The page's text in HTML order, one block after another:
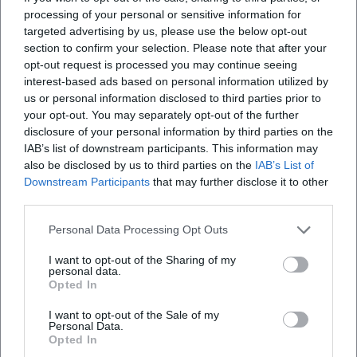
processing of your personal or sensitive information for
targeted advertising by us, please use the below opt-out
section to confirm your selection. Please note that after your
opt-out request is processed you may continue seeing
interest-based ads based on personal information utilized by
us or personal information disclosed to third parties prior to
your opt-out. You may separately opt-out of the further
disclosure of your personal information by third parties on the
IAB’s list of downstream participants. This information may
also be disclosed by us to third parties on the IAB’s List of
Downstream Participants that may further disclose it to other
Personal Data Processing Opt Outs
I want to opt-out of the Sharing of my
personal data.
Opted In
I want to opt-out of the Sale of my
Personal Data.
Opted In
unterstreicht die anhaltende Richtkraft dieser Produktion.
Das Programmdesign bleibt mobil: kurze Set-Updates
reagieren auf Tagesaktuelles, behalten aber die zentrale
Dramaturgie bei.
Das Ökosystem um die Bühne – Newsletter, Merch, Video-
Snippets – stützt die Reichweite. Clips („Wiesn-Typen“,
„1985“) greifen kulturelle Marker auf, die in den Live-
Abenden wiederkehren. Wer das Format als „Albumzyklus“
liest, erkennt eine kohärente Serie, die in regelmäßigen
Abständen neue Kapitel liefert, ohne die Grundfigur zu
verwässern.
Hochsprache, Tradition und Moderne, Volksfest und
Metropole. Sein kultureller Einfluss liegt darin, dass er
Kabarett, lange in politischen Monologen verankert, erhält
bei ihm die Kontur des Popformats – schneller, kürzer,